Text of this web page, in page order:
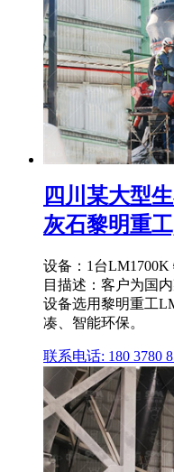
四川某大型
灰石黎明重
设备：1台
目描述：客户为国
设备选用黎明重工
凑、智能环保。
联系电话: 180 3780